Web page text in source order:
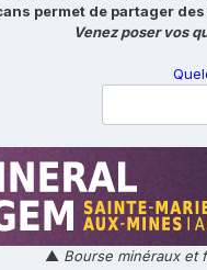
permet de partager
Venez poser vos
▲ Bourse minéraux et